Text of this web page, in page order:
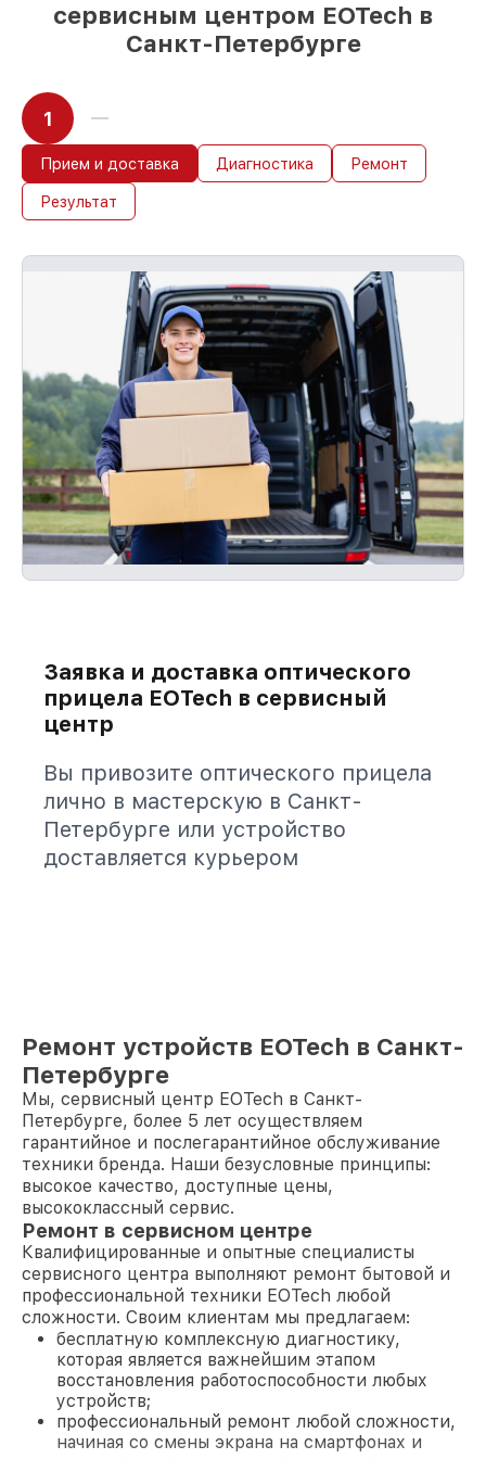
сервисным центром EOTech в
Санкт-Петербурге
1
Прием и доставка Диагностика Ремонт
Результат
Заявка и доставка оптического
прицела EOTech в сервисный
центр
Вы привозите оптического прицела
лично в мастерскую в Санкт-
Петербурге или устройство
доставляется курьером
Ремонт устройств EOTech в Санкт-
Петербурге
Мы, сервисный центр EOTech в Санкт-
Петербурге, более 5 лет осуществляем
гарантийное и послегарантийное обслуживание
техники бренда. Наши безусловные принципы:
высокое качество, доступные цены,
высококлассный сервис.
Ремонт в сервисном центре
Квалифицированные и опытные специалисты
сервисного центра выполняют ремонт бытовой и
профессиональной техники EOTech любой
сложности. Своим клиентам мы предлагаем:
бесплатную комплексную диагностику,
которая является важнейшим этапом
восстановления работоспособности любых
устройств;
профессиональный ремонт любой сложности,
начиная со смены экрана на смартфонах и